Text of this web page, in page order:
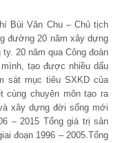
Bùi Văn Chu – Chủ tịch
đường 20 năm xây dựng
20 năm qua Công đoàn
tạo được nhiều dấu
sát mục tiêu SXKD của
cùng chuyên môn tạo ra
xây dựng đời sống mới
– 2015 Tổng giá trị sản
đoạn 1996 – 2005.Tổng